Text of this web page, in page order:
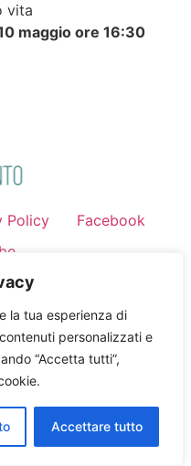
la tua esperienza di
personalizzati e
“Accetta tutti”,
Accettare tutto
vita
maggio ore 16:30
Policy
Facebook